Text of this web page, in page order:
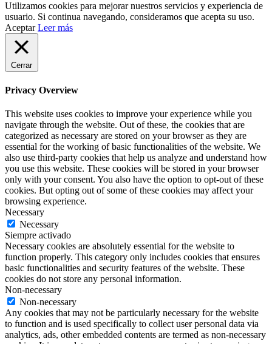
Utilizamos cookies para mejorar nuestros servicios y experiencia de
usuario. Si continua navegando, consideramos que acepta su uso.
Aceptar Leer más
Cerrar
Privacy Overview
This website uses cookies to improve your experience while you
navigate through the website. Out of these, the cookies that are
categorized as necessary are stored on your browser as they are
essential for the working of basic functionalities of the website. We
also use third-party cookies that help us analyze and understand how
you use this website. These cookies will be stored in your browser
only with your consent. You also have the option to opt-out of these
cookies. But opting out of some of these cookies may affect your
browsing experience.
Necessary
Necessary
Siempre activado
Necessary cookies are absolutely essential for the website to
function properly. This category only includes cookies that ensures
basic functionalities and security features of the website. These
cookies do not store any personal information.
Non-necessary
Non-necessary
Any cookies that may not be particularly necessary for the website
to function and is used specifically to collect user personal data via
analytics, ads, other embedded contents are termed as non-necessary